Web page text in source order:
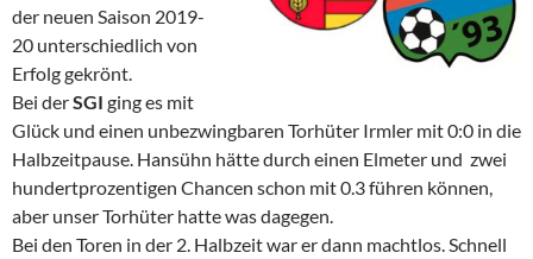
der neuen Saison 2019-
20 unterschiedlich von
Erfolg gekrönt.
Bei derSGI ging es mit
Glück und einen unbezwingbaren Torhüter Irmler mit 0:0 in die
Halbzeitpause. Hansühn hätte durch einen Elmeter und zwei
hundertprozentigen Chancen schon mit 0.3 führen können,
aber unser Torhüter hatte was dagegen.
Bei den Toren in der 2. Halbzeit war er dann machtlos. Schnell